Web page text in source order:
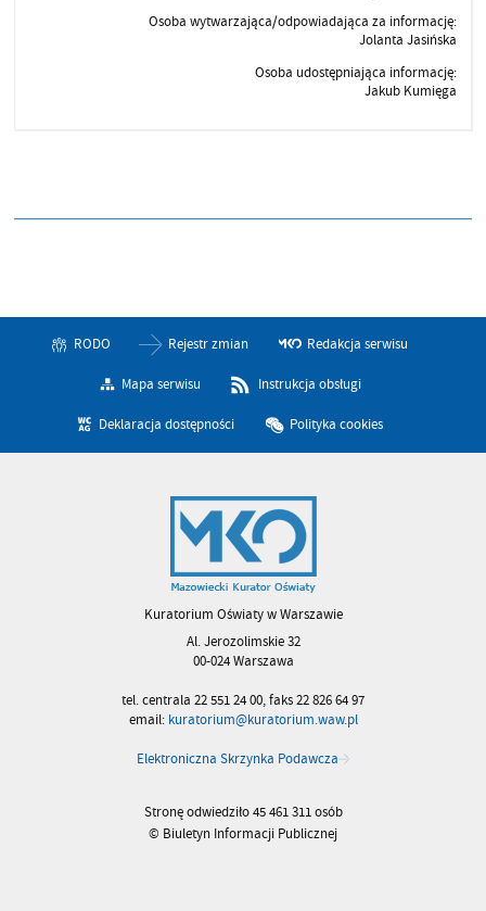
Osoba wytwarzająca/odpowiadająca za informację:
Jolanta Jasińska
Osoba udostępniająca informację:
Jakub Kumięga
RODO Rejestr zmian Redakcja serwisu
Mapa serwisu Instrukcja obsługi
Deklaracja dostępności Polityka cookies
Kuratorium Oświaty w Warszawie
Al. Jerozolimskie 32
00-024 Warszawa
tel. centrala 22 551 24 00, faks 22 826 64 97
email: kuratorium@kuratorium.waw.pl
Elektroniczna Skrzynka Podawcza
Stronę odwiedziło 45 461 311 osób
© Biuletyn Informacji Publicznej